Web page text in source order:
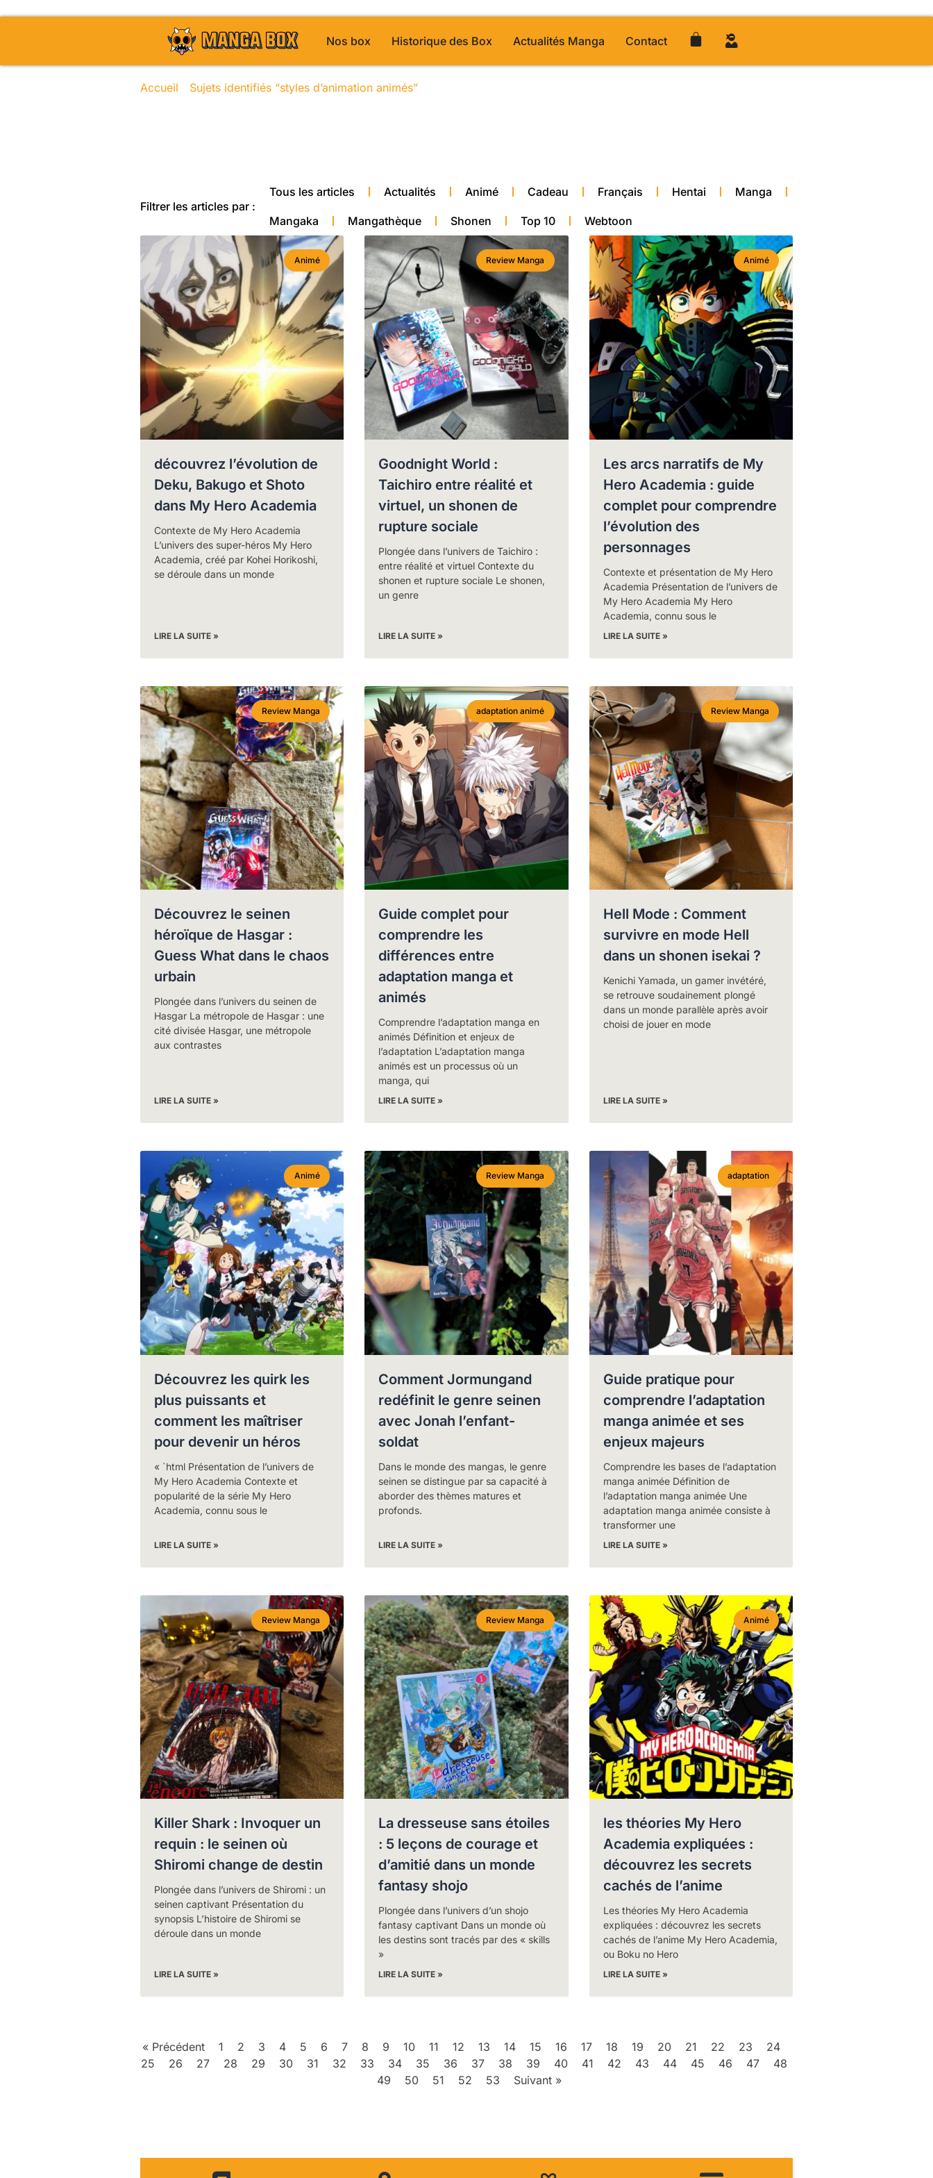
Nos box Historique des Box Actualités Manga Contact
Accueil Sujets identifiés “styles d’animation animés”/ Page 42
Filtrer les articles par :
Tous les articles Actualités Animé Cadeau Français Hentai Manga
Mangaka Mangathèque Shonen Top 10 Webtoon
Animé
découvrez l’évolution de
Deku, Bakugo et Shoto
dans My Hero Academia
Contexte de My Hero Academia
L’univers des super-héros My Hero
Academia, créé par Kohei Horikoshi,
se déroule dans un monde
LIRE LA SUITE »
Review Manga
Goodnight World :
Taichiro entre réalité et
virtuel, un shonen de
rupture sociale
Plongée dans l’univers de Taichiro :
entre réalité et virtuel Contexte du
shonen et rupture sociale Le shonen,
un genre
LIRE LA SUITE »
Animé
Les arcs narratifs de My
Hero Academia : guide
complet pour comprendre
l’évolution des
personnages
Contexte et présentation de My Hero
Academia Présentation de l’univers de
My Hero Academia My Hero
Academia, connu sous le
LIRE LA SUITE »
Review Manga
Découvrez le seinen
héroïque de Hasgar :
Guess What dans le chaos
urbain
Plongée dans l’univers du seinen de
Hasgar La métropole de Hasgar : une
cité divisée Hasgar, une métropole
aux contrastes
LIRE LA SUITE »
adaptation animé
Guide complet pour
comprendre les
différences entre
adaptation manga et
animés
Comprendre l’adaptation manga en
animés Définition et enjeux de
l’adaptation L’adaptation manga
animés est un processus où un
manga, qui
LIRE LA SUITE »
Review Manga
Hell Mode : Comment
survivre en mode Hell
dans un shonen isekai ?
Kenichi Yamada, un gamer invétéré,
se retrouve soudainement plongé
dans un monde parallèle après avoir
choisi de jouer en mode
LIRE LA SUITE »
Animé
Découvrez les quirk les
plus puissants et
comment les maîtriser
pour devenir un héros
« `html Présentation de l’univers de
My Hero Academia Contexte et
popularité de la série My Hero
Academia, connu sous le
LIRE LA SUITE »
Review Manga
Comment Jormungand
redéfinit le genre seinen
avec Jonah l’enfant-
soldat
Dans le monde des mangas, le genre
seinen se distingue par sa capacité à
aborder des thèmes matures et
profonds.
LIRE LA SUITE »
adaptation
Guide pratique pour
comprendre l’adaptation
manga animée et ses
enjeux majeurs
Comprendre les bases de l’adaptation
manga animée Définition de
l’adaptation manga animée Une
adaptation manga animée consiste à
transformer une
LIRE LA SUITE »
Review Manga
Killer Shark : Invoquer un
requin : le seinen où
Shiromi change de destin
Plongée dans l’univers de Shiromi : un
seinen captivant Présentation du
synopsis L’histoire de Shiromi se
déroule dans un monde
LIRE LA SUITE »
Review Manga
La dresseuse sans étoiles
: 5 leçons de courage et
d’amitié dans un monde
fantasy shojo
Plongée dans l’univers d’un shojo
fantasy captivant Dans un monde où
les destins sont tracés par des « skills
»
LIRE LA SUITE »
Animé
les théories My Hero
Academia expliquées :
découvrez les secrets
cachés de l’anime
Les théories My Hero Academia
expliquées : découvrez les secrets
cachés de l’anime My Hero Academia,
ou Boku no Hero
LIRE LA SUITE »
« Précédent 1 2 3 4 5 6 7 8 9 10 11 12 13 14 15 16 17 18 19 20 21 22 23
24
25
26 27 28 29 30 31 32 33 34 35 36 37 38 39 40 41 42 43 44 45 46 47
48
49
50 51 52 53 Suivant »